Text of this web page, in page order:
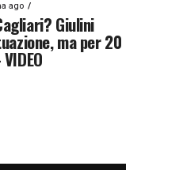
ago
Giulini
ma per 20